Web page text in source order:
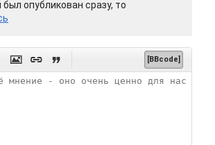
опубликован сразу, то
   [BBcode]